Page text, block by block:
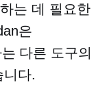
는 데 필요한
은
다른 도구의
니다.